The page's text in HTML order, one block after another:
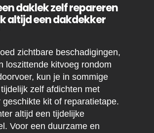
daklek zelf repareren
altijd een dakdekker
zichtbare beschadigingen,
loszittende kitvoeg rondom
kun je in sommige
zelf afdichten met
geschikte kit of reparatietape.
altijd een tijdelijke
Voor een duurzame en